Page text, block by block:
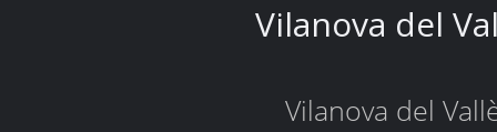
Vilanova del
Vilanova del